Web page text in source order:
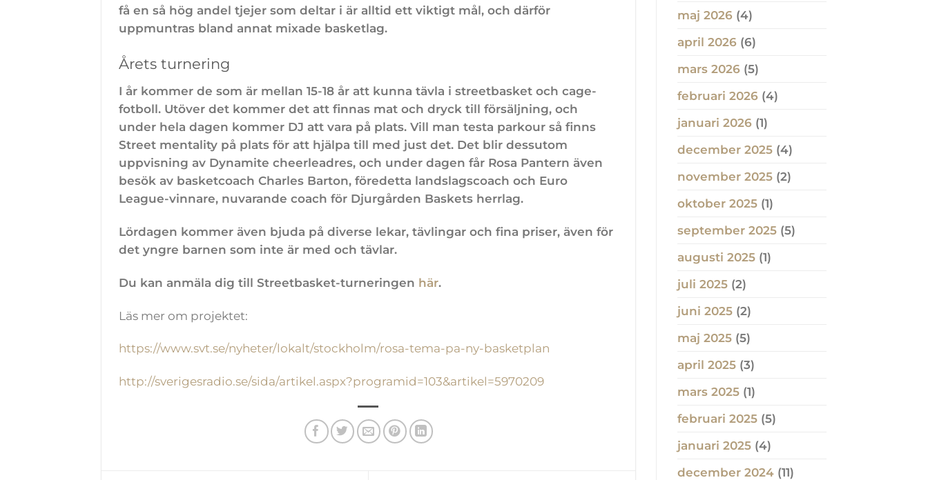
få en så hög andel tjejer som deltar i är alltid ett viktigt mål, och därför
uppmuntras bland annat mixade basketlag.
Årets turnering
I år kommer de som är mellan 15-18 år att kunna tävla i streetbasket och cage-
fotboll. Utöver det kommer det att finnas mat och dryck till försäljning, och
under hela dagen kommer DJ att vara på plats. Vill man testa parkour så finns
Street mentality på plats för att hjälpa till med just det. Det blir dessutom
uppvisning av Dynamite cheerleadres, och under dagen får Rosa Pantern även
besök av basketcoach Charles Barton, föredetta landslagscoach och Euro
League-vinnare, nuvarande coach för Djurgården Baskets herrlag.
Lördagen kommer även bjuda på diverse lekar, tävlingar och fina priser, även för
det yngre barnen som inte är med och tävlar.
Du kan anmäla dig till Streetbasket-turneringen här.
Läs mer om projektet:
https://www.svt.se/nyheter/lokalt/stockholm/rosa-tema-pa-ny-basketplan
http://sverigesradio.se/sida/artikel.aspx?programid=103&artikel=5970209
maj 2026(4)
april 2026(6)
mars 2026(5)
februari 2026(4)
januari 2026(1)
december 2025(4)
november 2025(2)
oktober 2025(1)
september 2025(5)
augusti 2025(1)
juli 2025(2)
juni 2025(2)
maj 2025(5)
april 2025(3)
mars 2025(1)
februari 2025(5)
januari 2025(4)
december 2024(11)